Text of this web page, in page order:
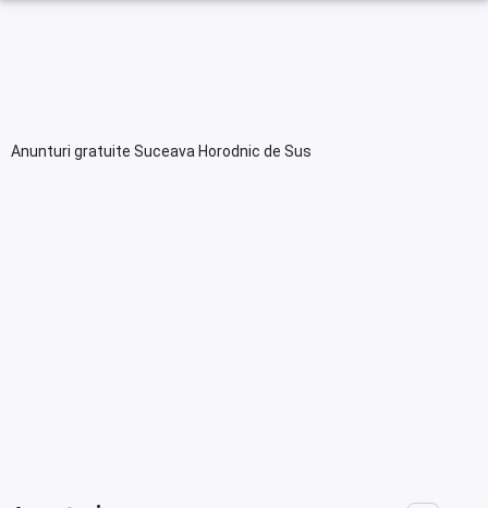
Anunturi gratuite Suceava Horodnic de Sus